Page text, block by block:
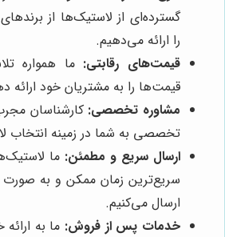
گسترده‌ای از لاستیک‌ها از
را ارائه می‌دهیم.
قیمت‌های رقابتی: ما همواره
قیمت‌ها را به مشتریان خود ارائه
مشاوره تخصصی: کارشناسان
تخصصی به شما در زمینه انتخاب
ارسال سریع و مطمئن: ما
سریع‌ترین زمان ممکن و به
ارسال می‌کنیم.
خدمات پس از فروش: ما به